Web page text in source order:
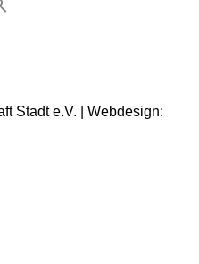
Stadt e.V. | Webdesign: